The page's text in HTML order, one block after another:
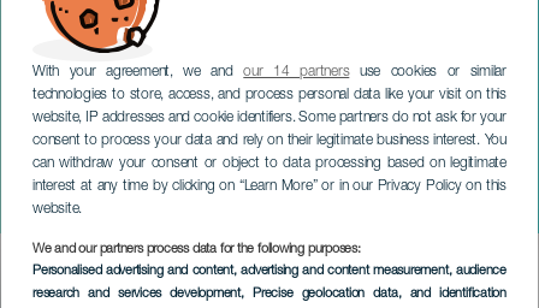
With your agreement, we andour 14 partnersuse cookies or similar
technologies to store, access, and process personal data like your visit on this
website, IP addresses and cookie identifiers. Some partners do not ask for your
consent to process your data and rely on their legitimate business interest. You
can withdraw your consent or object to data processing based on legitimate
interest at any time by clicking on “Learn More” or in our Privacy Policy on this
website.
We and our partners process data for the following purposes:
Personalised advertising and content, advertising and content measurement, audience
research and services development, Precise geolocation data, and identification
Frida: ¡Viva la Vida!
TENERIFE
Imagen
Listado